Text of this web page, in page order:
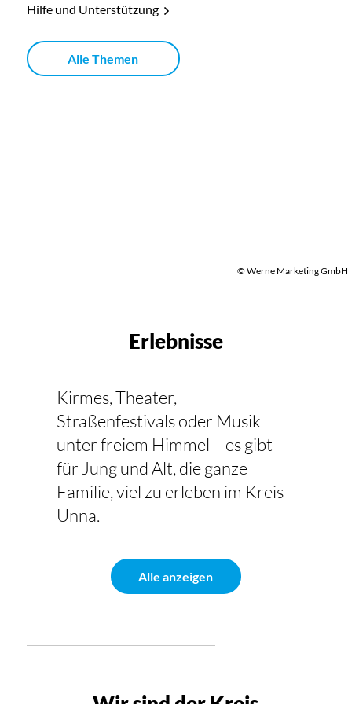
Hilfe und Unterstützung
Alle Themen
© Werne Marketing GmbH
Erlebnisse
Kirmes, Theater,
Straßenfestivals oder Musik
unter freiem Himmel – es gibt
für Jung und Alt, die ganze
Familie, viel zu erleben im Kreis
Unna.
Alle anzeigen